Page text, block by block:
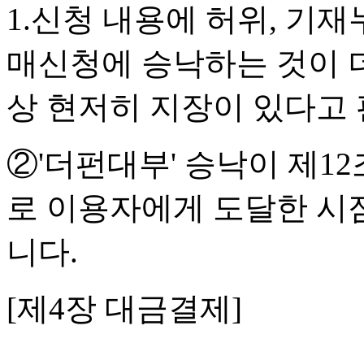
1.신청 내용에 허위, 기
매신청에 승낙하는 것이
상 현저히 지장이 있다고
②'더펀대부' 승낙이 제12
로 이용자에게 도달한 시
니다.
[제4장 대금결제]